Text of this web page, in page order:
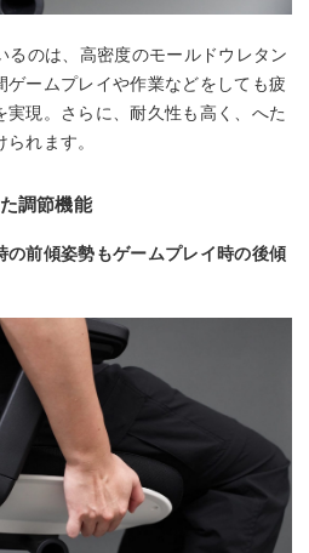
のは、高密度のモールドウレタン
ゲームプレイや作業などをしても疲
現。さらに、耐久性も高く、へた
れます。
調節機能
の前傾姿勢もゲームプレイ時の後傾